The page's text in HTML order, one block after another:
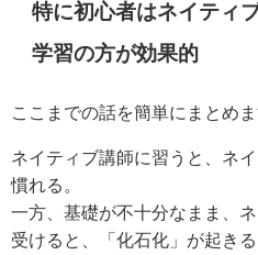
特に初心者はネイティ
学習の方が効果的
ここまでの話を簡単にまとめま
ネイティブ講師に習うと、ネ
慣れる。
一方、基礎が不十分なまま、
受けると、「化石化」が起きる